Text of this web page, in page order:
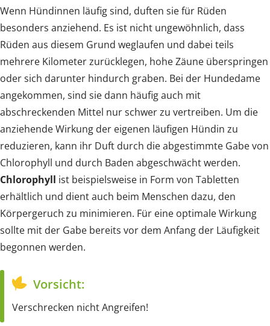
Wenn Hündinnen läufig sind, duften sie für Rüden
besonders anziehend. Es ist nicht ungewöhnlich, dass
Rüden aus diesem Grund weglaufen und dabei teils
mehrere Kilometer zurücklegen, hohe Zäune überspringen
oder sich darunter hindurch graben. Bei der Hundedame
angekommen, sind sie dann häufig auch mit
abschreckenden Mittel nur schwer zu vertreiben. Um die
anziehende Wirkung der eigenen läufigen Hündin zu
reduzieren, kann ihr Duft durch die abgestimmte Gabe von
Chlorophyll und durch Baden abgeschwächt werden.
Chlorophyll ist beispielsweise in Form von Tabletten
erhältlich und dient auch beim Menschen dazu, den
Körpergeruch zu minimieren. Für eine optimale Wirkung
sollte mit der Gabe bereits vor dem Anfang der Läufigkeit
begonnen werden.
Vorsicht:
Verschrecken nicht Angreifen!